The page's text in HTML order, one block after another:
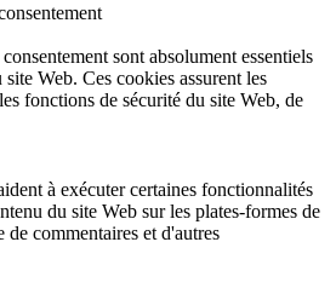
sont absolument essentiels
Web. Ces cookies assurent les
fonctions de sécurité du site Web, de
à exécuter certaines fonctionnalités
du site Web sur les plates-formes de
commentaires et d'autres